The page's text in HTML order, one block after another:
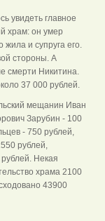
увидеть главное
храм: он умер
жила и супруга его.
стороны. А
смерти Никитина.
37 000 рублей.
мещанин Иван
Зарубин - 100
- 750 рублей,
рублей,
Некая
храма 2100
43900